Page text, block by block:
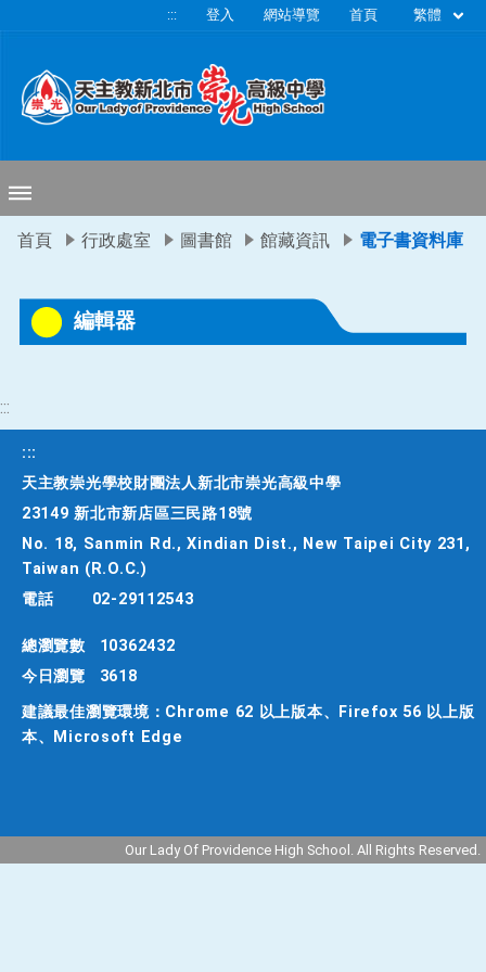
移至網頁之主要內容區位置
::: 登入 網站導覽 首頁 繁體
首頁 行政處室 圖書館 館藏資訊 電子書資料庫
編輯器
:::
:::
天主教崇光學校財團法人新北市崇光高級中學
23149 新北市新店區三民路18號
No. 18, Sanmin Rd., Xindian Dist., New Taipei City 231,
Taiwan (R.O.C.)
電話
02-29112543
總瀏覽數
10362432
今日瀏覽
3618
建議最佳瀏覽環境：Chrome 62 以上版本、Firefox 56 以上版
本、Microsoft Edge
Our Lady Of Providence High School. All Rights Reserved.